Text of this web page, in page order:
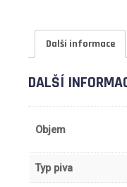
Další informace
DALŠÍ
Objem
Typ piva